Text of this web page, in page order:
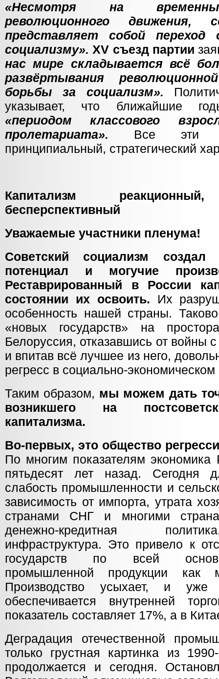
«Несмотря на
революционного движения,
представляет собой
социализму». XV съезд партии
нас мире складывается всё
развёртывания
борьбы за социализм».
указывает, что ближайшие
«периодом классового
пролетариата». Все эти
принципиальный, стратегический
Капитализм реакционный,
бесперспективный
Уважаемые участники пленума!
Советский социализм создал
потенциал и могучие
Реставрированный в России
состоянии их освоить. Их
особенность нашей страны.
«новых государств» на
Белоруссия, отказавшись от войны
и впитав всё лучшее из него,
регресс в социально-экономическом
Таким образом, мы можем дать
возникшего на
капитализма.
Во-первых, это общество
По многим показателям экономика
пятьдесят лет назад. Сегодня
слабость промышленности и
зависимость от импорта, утрата
странами СНГ и многими
денежно-кредитная
инфраструктура. Это привело к
государств по всей
промышленной продукции
Производство усыхает, и
обеспечивается внутренней
показатель составляет 17%, а в
Деградация отечественной
только грустная картинка из
продолжается и сегодня.